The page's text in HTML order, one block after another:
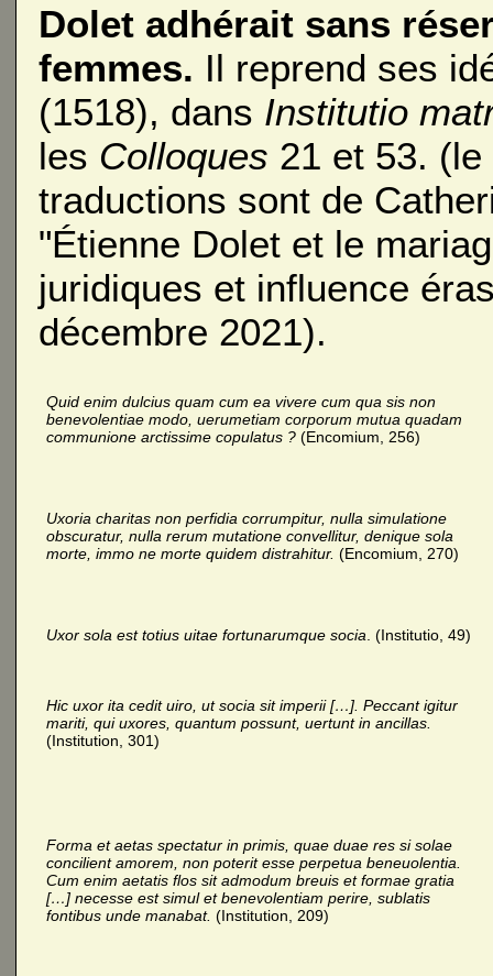
Dolet adhérait sans
femmes. Il reprend ses
(1518), dans Institutio
les Colloques 21 et 53.
traductions sont de
"Étienne Dolet et le
juridiques et influence
décembre 2021).
Quid enim dulcius quam cum ea vivere cum qua sis non
benevolentiae modo, uerumetiam corporum mutua quadam
communione arctissime copulatus ? (Encomium, 256)
Uxoria charitas non perfidia corrumpitur, nulla simulatione
obscuratur, nulla rerum mutatione convellitur, denique sola
morte, immo ne morte quidem distrahitur. (Encomium, 270)
Uxor sola est totius uitae fortunarumque socia. (Institutio, 49)
Hic uxor ita cedit uiro, ut socia sit imperii […]. Peccant igitur
mariti, qui uxores, quantum possunt, uertunt in ancillas.
(Institution, 301)
Forma et aetas spectatur in primis, quae duae res si solae
concilient amorem, non poterit esse perpetua beneuolentia.
Cum enim aetatis flos sit admodum breuis et formae gratia
[…] necesse est simul et benevolentiam perire, sublatis
fontibus unde manabat. (Institution, 209)